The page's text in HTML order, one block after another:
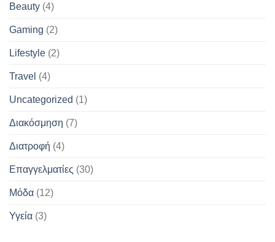
Beauty (4)
Gaming (2)
Lifestyle (2)
Travel (4)
Uncategorized (1)
Διακόσμηση (7)
Διατροφή (4)
Επαγγελματίες (30)
Μόδα (12)
Υγεία (3)